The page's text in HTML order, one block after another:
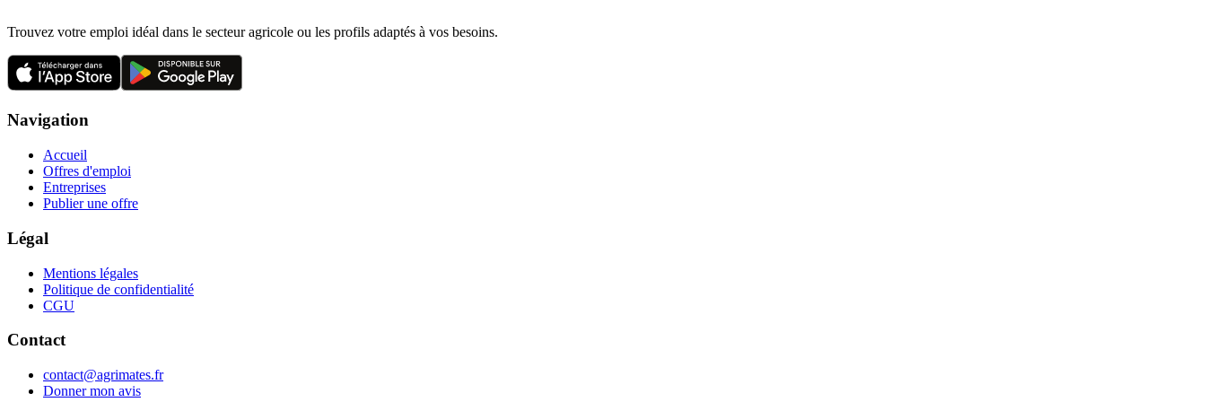
Trouvez votre emploi idéal dans le secteur agricole ou les profils adaptés à vos besoins.
Navigation
Accueil
Offres d'emploi
Entreprises
Publier une offre
Légal
Mentions légales
Politique de confidentialité
CGU
Contact
contact@agrimates.fr
Donner mon avis